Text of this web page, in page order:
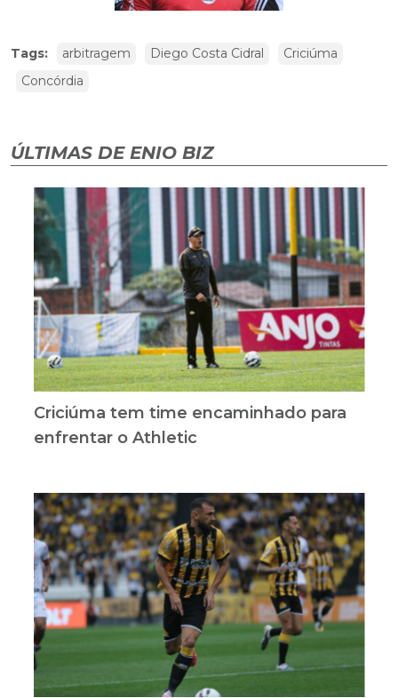
Tags: arbitragem Diego Costa Cidral
Criciúma
Concórdia
ÚLTIMAS DE ENIO BIZ
Criciúma tem time encaminhado para
enfrentar o Athletic